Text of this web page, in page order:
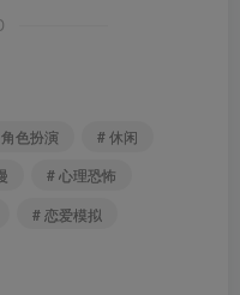
色扮演
# 休闲
# 心理恐怖
# 恋爱模拟